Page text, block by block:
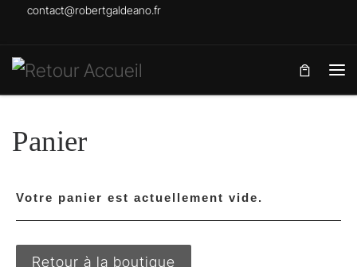
contact@robertgaldeano.fr
Panier
Votre panier est actuellement vide.
Retour à la boutique